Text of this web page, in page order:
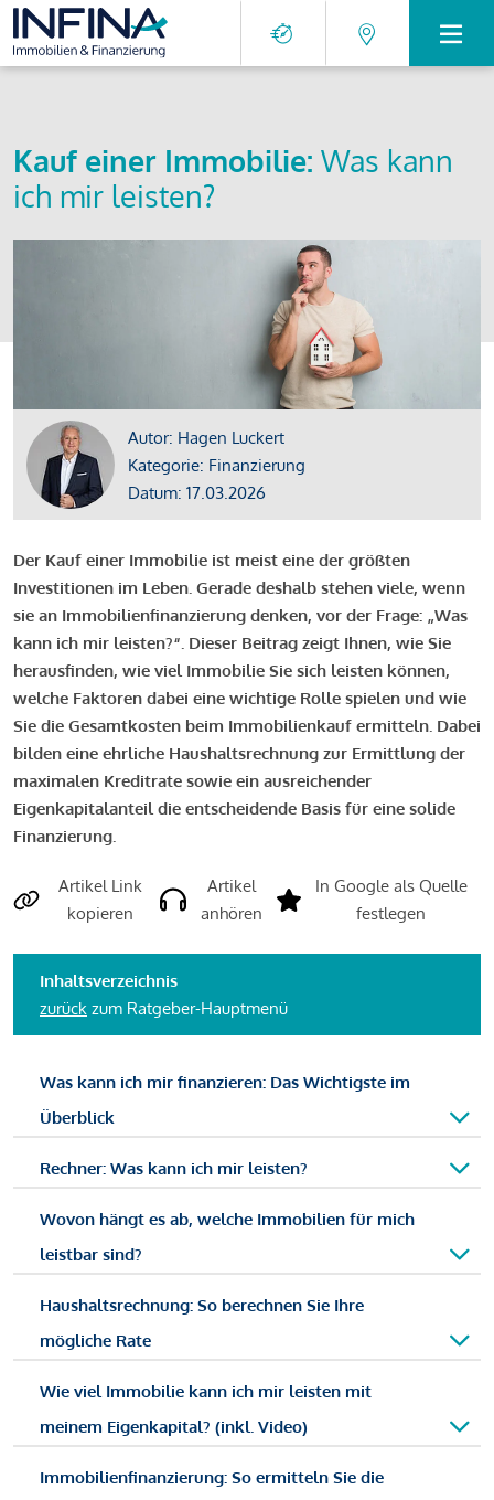
Kauf einer Immobilie: Was kann
ich mir leisten?
Autor: Hagen Luckert
Kategorie: Finanzierung
Datum: 17.03.2026
Der Kauf einer Immobilie ist meist eine der größten
Investitionen im Leben. Gerade deshalb stehen viele, wenn
sie an Immobilienfinanzierung denken, vor der Frage: „Was
kann ich mir leisten?“. Dieser Beitrag zeigt Ihnen, wie Sie
herausfinden, wie viel Immobilie Sie sich leisten können,
welche Faktoren dabei eine wichtige Rolle spielen und wie
Sie die Gesamtkosten beim Immobilienkauf ermitteln. Dabei
bilden eine ehrliche Haushaltsrechnung zur Ermittlung der
maximalen Kreditrate sowie ein ausreichender
Eigenkapitalanteil die entscheidende Basis für eine solide
Finanzierung.
Artikel Link
kopieren
Artikel
anhören
In Google als Quelle
festlegen
Inhaltsverzeichnis
zurück zum Ratgeber-Hauptmenü
Was kann ich mir finanzieren: Das Wichtigste im
Überblick
Rechner: Was kann ich mir leisten?
Wovon hängt es ab, welche Immobilien für mich
leistbar sind?
Haushaltsrechnung: So berechnen Sie Ihre
mögliche Rate
Wie viel Immobilie kann ich mir leisten mit
meinem Eigenkapital? (inkl. Video)
Immobilienfinanzierung: So ermitteln Sie die